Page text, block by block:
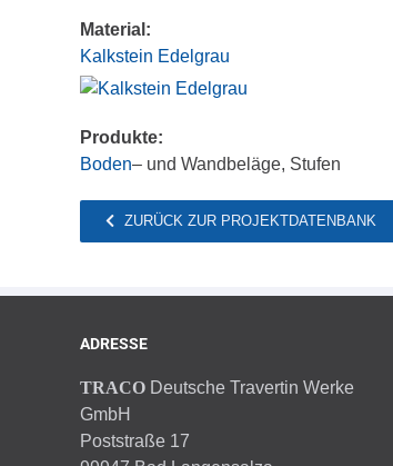
Material:
Kalkstein Edelgrau
Produkte:
Boden– und Wandbeläge, Stufen
ZURÜCK ZUR PROJEKTDATENBANK
ADRESSE
TRACO Deutsche Travertin Werke
GmbH
Poststraße 17